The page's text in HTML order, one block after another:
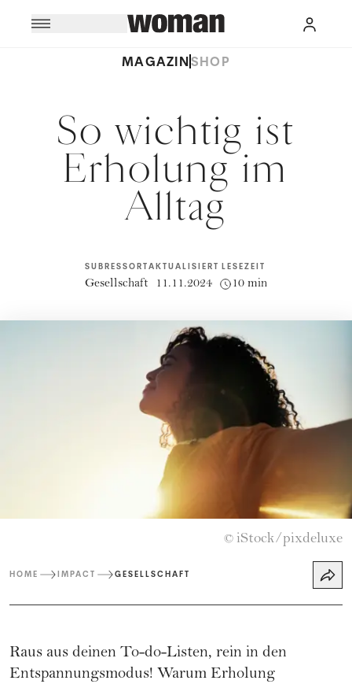
MAGAZINSHOP
So wichtig ist
Erholung im
Alltag
SUBRESSORT
Gesellschaft
AKTUALISIERT
11.11.2024
LESEZEIT
10 min
© iStock/pixdeluxe
HOME IMPACT GESELLSCHAFT
Raus aus deinen To-do-Listen, rein in den
Entspannungsmodus! Warum Erholung